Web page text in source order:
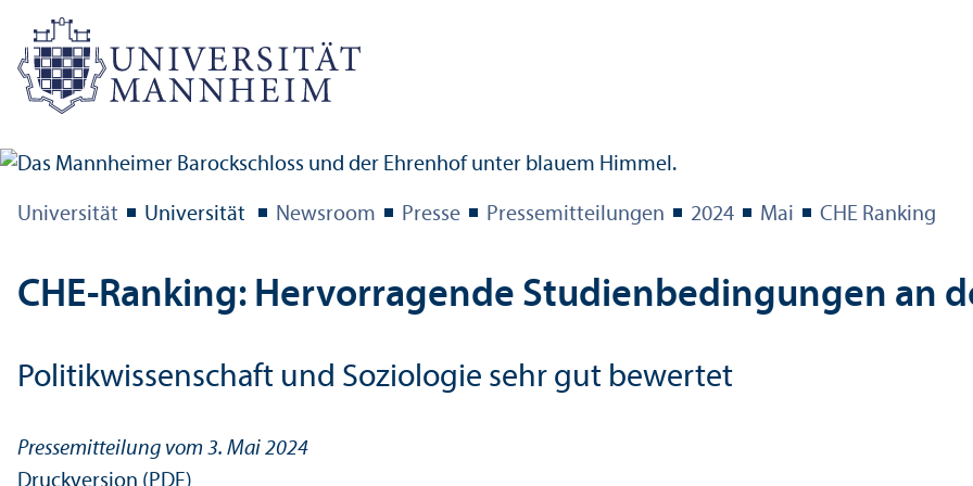
Universität Universität Newsroom Presse Pressemitteilungen 2024 Mai CHE Ranking
CHE-Ranking: Hervorragende Studien­bedingungen an
Politik­wissenschaft und Soziologie sehr gut bewertet
Pressemitteilung vom 3. Mai 2024
Druckversion (PDF)